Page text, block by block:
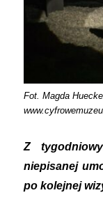
Fot. Magda
Z
niepisanej
po kolejnej